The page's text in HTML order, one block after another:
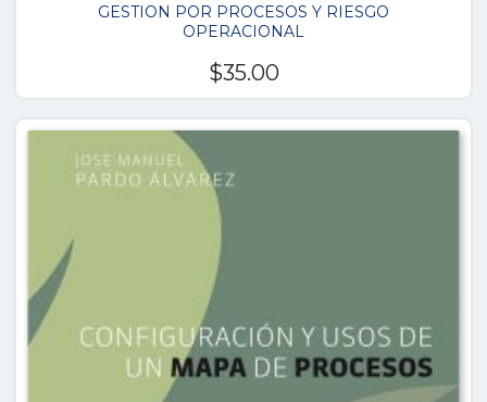
GESTION POR PROCESOS Y RIESGO
OPERACIONAL
$35.00